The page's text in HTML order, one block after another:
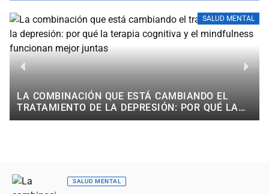
SALUD MENTAL
LA COMBINACIÓN QUE ESTÁ CAMBIANDO EL
TRATAMIENTO DE LA DEPRESIÓN: POR QUÉ LA
TERAPIA COGNITIVA Y EL MINDFULNESS
SALUD MENTAL